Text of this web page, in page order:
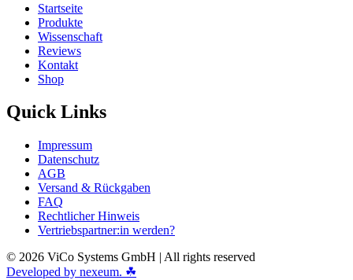
Startseite
Produkte
Wissenschaft
Reviews
Kontakt
Shop
Quick Links
Impressum
Datenschutz
AGB
Versand & Rückgaben
FAQ
Rechtlicher Hinweis
Vertriebspartner:in werden?
© 2026 ViCo Systems GmbH | All rights reserved
Developed by nexeum. ☘